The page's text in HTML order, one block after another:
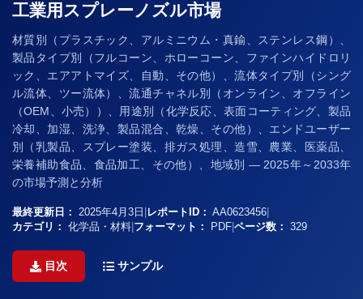
工業用スプレーノズル市場
材質別（プラスチック、アルミニウム・真鍮、ステンレス鋼）、
製品タイプ別（フルコーン、ホローコーン、ファインハイドロリ
ック、エアアトマイズ、自動、その他）、流体タイプ別（シング
ル流体、ツー流体）、流通チャネル別（オンライン、オフライン
（OEM、小売））、用途別（化学反応、表面コーティング、製品
冷却、加湿、洗浄、製品混合、乾燥、その他）、エンドユーザー
別（乳製品、スプレー塗装、排ガス処理、造雪、農業、医薬品、
栄養補助食品、食品加工、その他）、地域別 ― 2025年～2033年
の市場予測と分析
最終更新日： 2025年4月3日 レポートID： AA0623456
カテゴリ：
化学品・材料 フォーマット： PDF ページ数： 329
目次 サンプル